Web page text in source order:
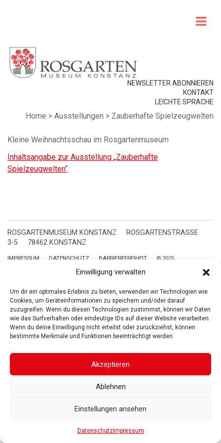
Einwilligung verwalten
Um dir ein optimales Erlebnis zu bieten, verwenden wir Technologien wie
Cookies, um Geräteinformationen zu speichern und/oder darauf
zuzugreifen. Wenn du diesen Technologien zustimmst, können wir Daten
wie das Surfverhalten oder eindeutige IDs auf dieser Website verarbeiten.
Wenn du deine Einwilligung nicht erteilst oder zurückziehst, können
bestimmte Merkmale und Funktionen beeinträchtigt werden.
Akzeptieren
Ablehnen
Einstellungen ansehen
DatenschutzImpressum
NEWSLETTER ABONNIEREN
KONTAKT
LEICHTE SPRACHE
Home > Ausstellungen > Zauberhafte Spielzeugwelten
Kleine Weihnachtsschau im Rosgartenmuseum
Inhaltsangabe zur Ausstellung „Zauberhafte
Spielzeugwelten“
ROSGARTENMUSEUM KONSTANZ
ROSGARTENSTRASSE
3-5
78462 KONSTANZ
IMPRESSUM DATENSCHUTZ BARRIEREFREIHEIT
© 2025
Gesellschaft der Freunde des Rosgartenmuseums. Alle Rechte vorbehalten